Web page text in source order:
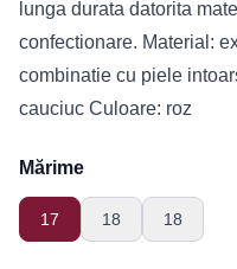
lunga durata datorita
confectionare. Material:
combinatie cu piele
cauciuc Culoare: roz
Mărime
17 18 18